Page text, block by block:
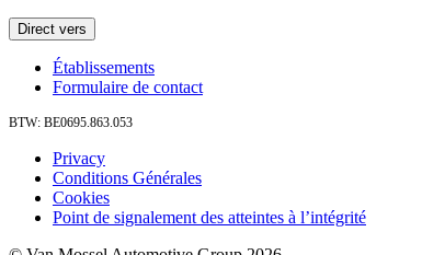
Direct vers
Établissements
Formulaire de contact
BTW: BE0695.863.053
Privacy
Conditions Générales
Cookies
Point de signalement des atteintes à l’intégrité